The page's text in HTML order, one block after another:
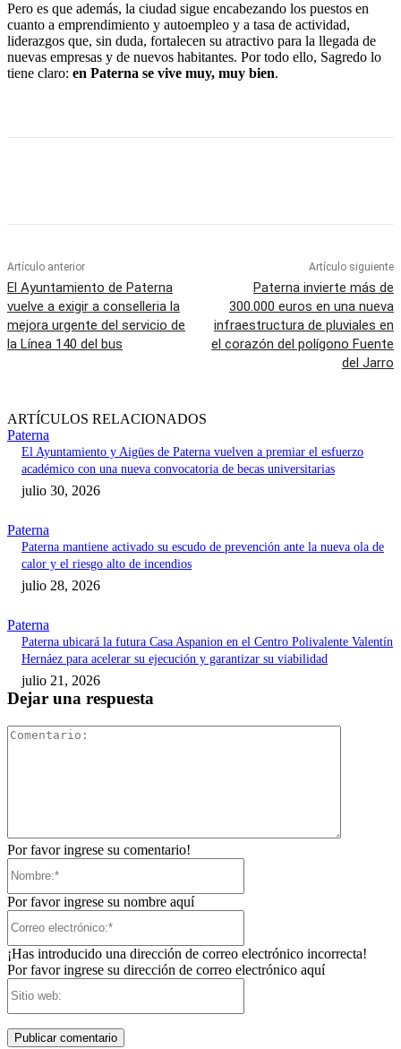
Pero es que además, la ciudad sigue encabezando los puestos en
cuanto a emprendimiento y autoempleo y a tasa de actividad,
liderazgos que, sin duda, fortalecen su atractivo para la llegada de
nuevas empresas y de nuevos habitantes. Por todo ello, Sagredo lo
tiene claro: en Paterna se vive muy, muy bien.
Artículo anterior
El Ayuntamiento de Paterna
vuelve a exigir a conselleria la
mejora urgente del servicio de
la Línea 140 del bus
Artículo siguiente
Paterna invierte más de
300.000 euros en una nueva
infraestructura de pluviales en
el corazón del polígono Fuente
del Jarro
ARTÍCULOS RELACIONADOS
Paterna
El Ayuntamiento y Aigües de Paterna vuelven a premiar el esfuerzo
académico con una nueva convocatoria de becas universitarias
julio 30, 2026
Paterna
Paterna mantiene activado su escudo de prevención ante la nueva ola de
calor y el riesgo alto de incendios
julio 28, 2026
Paterna
Paterna ubicará la futura Casa Aspanion en el Centro Polivalente Valentín
Hernáez para acelerar su ejecución y garantizar su viabilidad
julio 21, 2026
Dejar una respuesta
Por favor ingrese su comentario!
Por favor ingrese su nombre aquí
¡Has introducido una dirección de correo electrónico incorrecta!
Por favor ingrese su dirección de correo electrónico aquí